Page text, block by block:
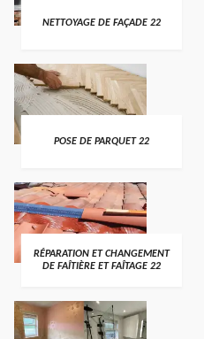
NETTOYAGE DE FAÇADE 22
POSE DE PARQUET 22
RÉPARATION ET CHANGEMENT
DE FAÎTIÈRE ET FAÎTAGE 22